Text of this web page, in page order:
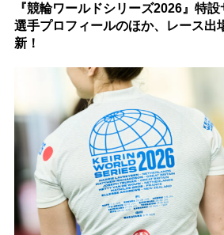
『競輪ワールドシリーズ2026』特
選手プロフィールのほか、レース出
新！